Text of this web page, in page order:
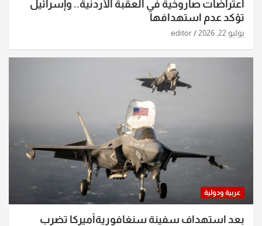
اعتراضات صاروخية في العقبة الأردنية.. وإسرائيل
تؤكد عدم استهدافها
يوليو 22, 2026 editor
عربية ودولية
بعد استهداف سفينة سنغافوريةأميركا تضرب